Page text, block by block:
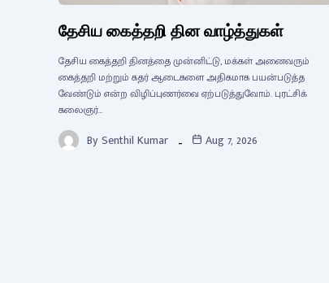
தேசிய கைத்தறி தின வாழ்த்துகள்
தேசிய கைத்தறி தினத்தை முன்னிட்டு, மக்கள் அனைவரும்
கைத்தறி மற்றும் கதர் ஆடைகளை அதிகமாக பயன்படுத்த
வேண்டும் என்ற விழிப்புணர்வை ஏற்படுத்துவோம். புரட்சிக்
கலைஞர்…
By Senthil Kumar Aug 7, 2026